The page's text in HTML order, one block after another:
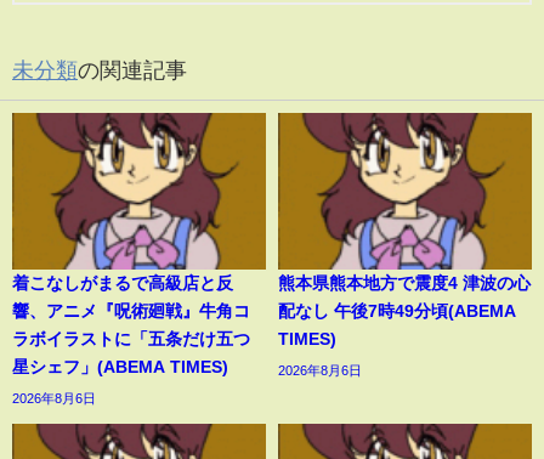
未分類の関連記事
着こなしがまるで高級店と反
響、アニメ『呪術廻戦』牛角コ
ラボイラストに「五条だけ五つ
星シェフ」(ABEMA TIMES)
2026年8月6日
熊本県熊本地方で震度4 津波の心
配なし 午後7時49分頃(ABEMA
TIMES)
2026年8月6日